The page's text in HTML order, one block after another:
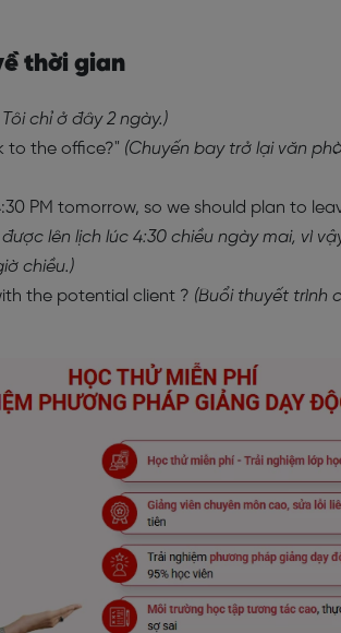
thời gian
Tôi chỉ ở đây 2 ngày.)
to the office?" (Chuyến bay trở lại văn
PM tomorrow, so we should plan to
lên lịch lúc 4:30 chiều ngày mai, vì
chiều.)
the potential client ? (Buổi thuyết trình